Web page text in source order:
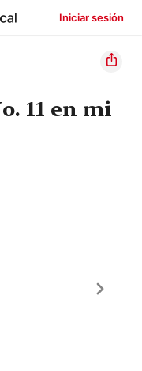
Iniciar sesión
11 en mi